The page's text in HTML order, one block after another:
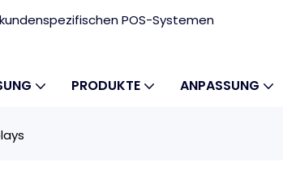
POS-Systemen
PRODUKTE ANPASSUNG